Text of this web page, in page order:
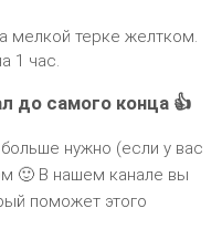
мелкой терке желтком.
1 час.
до самого конца 👍
нужно (если у вас
🙂 В нашем канале вы
поможет этого